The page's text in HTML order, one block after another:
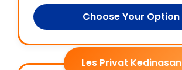
Choose Your Option
Les Privat Kedinasan